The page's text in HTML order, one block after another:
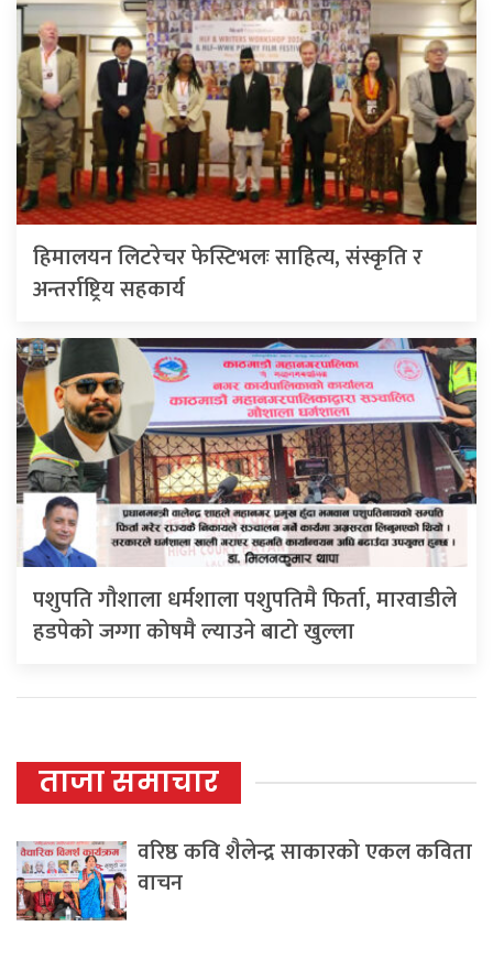
हिमालयन लिटरेचर फेस्टिभलः साहित्य, संस्कृति र
अन्तर्राष्ट्रिय सहकार्य
पशुपति गौशाला धर्मशाला पशुपतिमै फिर्ता, मारवाडीले
हडपेको जग्गा कोषमै ल्याउने बाटो खुल्ला
ताजा समाचार
वरिष्ठ कवि शैलेन्द्र साकारको एकल कविता
वाचन